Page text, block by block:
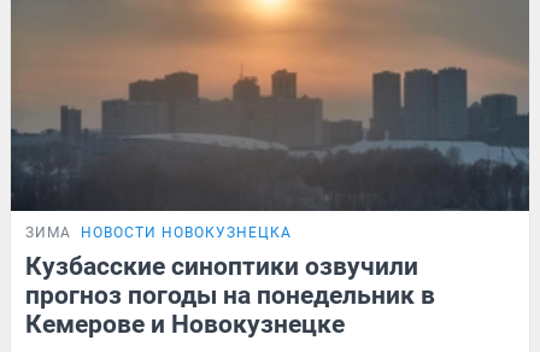
ЗИМА НОВОСТИ НОВОКУЗНЕЦКА
Кузбасские синоптики озвучили
прогноз погоды на понедельник в
Кемерове и Новокузнецке